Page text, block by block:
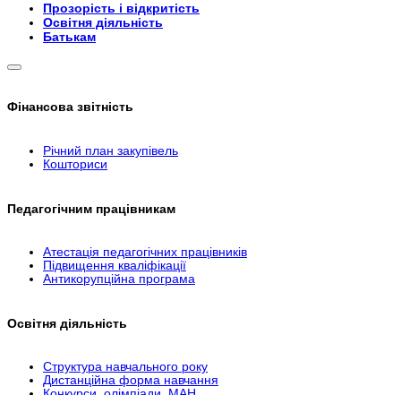
Прозорість і відкритість
Освітня діяльність
Батькам
Фінансова звітність
Річний план закупівель
Кошториси
Педагогічним працівникам
Атестація педагогічних працівників
Підвищення кваліфікації
Антикорупційна програма
Освітня діяльність
Структура навчального року
Дистанційна форма навчання